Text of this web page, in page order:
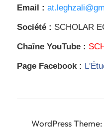
Email :
Société : SCHOLAR
Chaîne YouTube :
Page Facebook :
WordPress